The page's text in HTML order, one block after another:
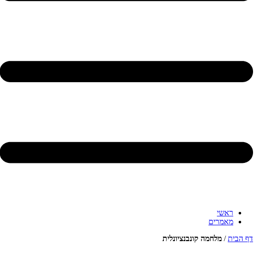
ראשי
מאמרים
דף הבית/ מלחמה קונבנציונלית